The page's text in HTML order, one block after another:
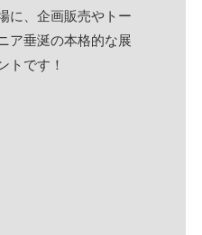
に、企画販売やトー
ア垂涎の本格的な展
トです！